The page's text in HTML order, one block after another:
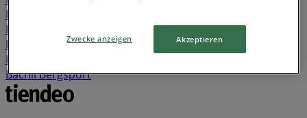
Depot
Dutti
Mc Paperland Volkswagen
DoIt
Baumarkt
United Colors of Benetton
Sun Store
Lacoste
Bächli Bergsport
Zwecke anzeigen Akzeptieren